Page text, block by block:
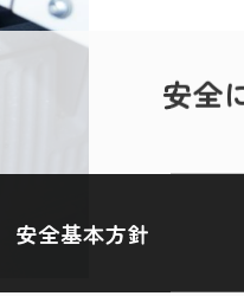
安全
安全基本方針